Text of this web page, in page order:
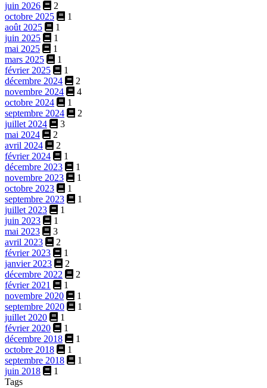
juin 2026
2
octobre 2025
1
août 2025
1
juin 2025
1
mai 2025
1
mars 2025
1
février 2025
1
décembre 2024
2
novembre 2024
4
octobre 2024
1
septembre 2024
2
juillet 2024
3
mai 2024
2
avril 2024
2
février 2024
1
décembre 2023
1
novembre 2023
1
octobre 2023
1
septembre 2023
1
juillet 2023
1
juin 2023
1
mai 2023
3
avril 2023
2
février 2023
1
janvier 2023
2
décembre 2022
2
février 2021
1
novembre 2020
1
septembre 2020
1
juillet 2020
1
février 2020
1
décembre 2018
1
octobre 2018
1
septembre 2018
1
juin 2018
1
Tags